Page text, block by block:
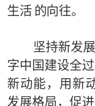
生活 的向往。
坚持新发展
字中国建设全过
新动能，用新
发展格局， 促